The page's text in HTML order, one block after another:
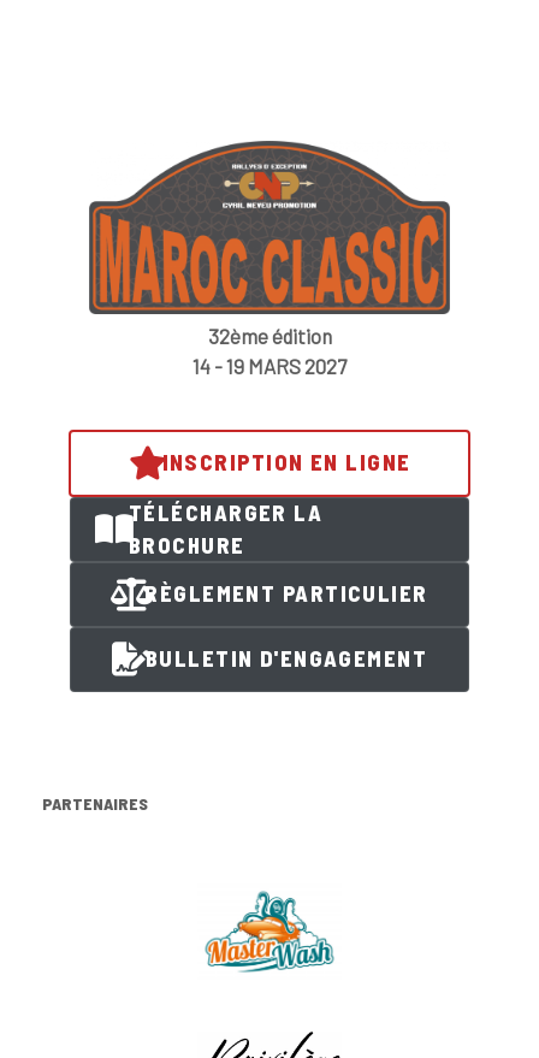
32ème édition
14 - 19 MARS 2027
INSCRIPTION EN LIGNE
TÉLÉCHARGER LA
BROCHURE
RÈGLEMENT PARTICULIER
BULLETIN D'ENGAGEMENT
PARTENAIRES